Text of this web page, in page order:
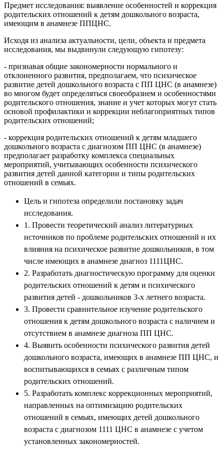
Предмет исследования: выявление особенностей и коррекция
родительских отношений к детям дошкольного возраста,
имеющим в анамнезе ППЦНС.
Исходя из анализа актуальности, цели, объекта и предмета
исследования, мы выдвинули следующую гипотезу:
- признавая общие закономерности нормального и
отклоненного развития, предполагаем, что психическое
развитие детей дошкольного возраста с ПП ЦНС (в анамнезе)
во многом будет определяться своеобразием и особенностями
родительского отношения, знание и учет которых могут стать
основой профилактики и коррекции неблагоприятных типов
родительских отношений;
- коррекция родительских отношений к детям младшего
дошкольного возраста с диагнозом ПП ЦНС (в анамнезе)
предполагает разработку комплекса специальных
мероприятий, учитывающих особенности психического
развития детей данной категории и типы родительских
отношений в семьях.
Цель и гипотеза определили постановку задач
исследования.
1. Провести теоретический анализ литературных
источников по проблеме родительских отношений и их
влияния на психическое развитие дошкольников, в том
числе имеющих в анамнезе диагноз 1111ЦНС.
2. Разработать диагностическую программу для оценки
родительских отношений к детям и психического
развития детей - дошкольников 3-х летнего возраста.
3. Провести сравнительное изучение родительского
отношения к детям дошкольного возраста с наличием и
отсутствием в анамнезе диагноза ПП ЦНС.
4. Выявить особенности психического развития детей
дошкольного возраста, имеющих в анамнезе ПП ЦНС, и
воспитывающихся в семьях с различным типом
родительских отношений.
5. Разработать комплекс коррекционных мероприятий,
направленных на оптимизацию родительских
отношений в семьях, имеющих детей дошкольного
возраста с диагнозом 1111 ЦНС в анамнезе с учетом
установленных закономерностей.